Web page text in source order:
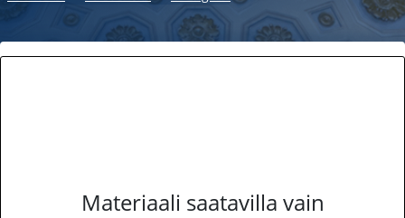
Materiaali saatavilla vain